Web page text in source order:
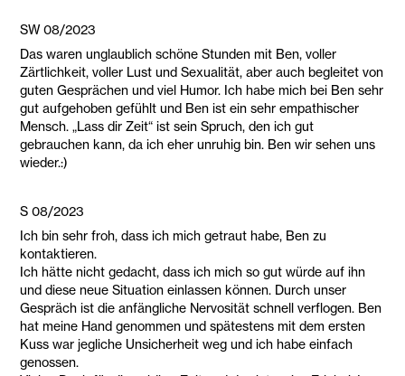
SW 08/2023
Das waren unglaublich schöne Stunden mit Ben, voller
Zärtlichkeit, voller Lust und Sexualität, aber auch begleitet von
guten Gesprächen und viel Humor. Ich habe mich bei Ben sehr
gut aufgehoben gefühlt und Ben ist ein sehr empathischer
Mensch. „Lass dir Zeit“ ist sein Spruch, den ich gut
gebrauchen kann, da ich eher unruhig bin. Ben wir sehen uns
wieder.:)
S 08/2023
Ich bin sehr froh, dass ich mich getraut habe, Ben zu
kontaktieren.
Ich hätte nicht gedacht, dass ich mich so gut würde auf ihn
und diese neue Situation einlassen können. Durch unser
Gespräch ist die anfängliche Nervosität schnell verflogen. Ben
hat meine Hand genommen und spätestens mit dem ersten
Kuss war jegliche Unsicherheit weg und ich habe einfach
genossen.